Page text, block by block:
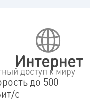
Интернет
доступ к миру
до 500
c